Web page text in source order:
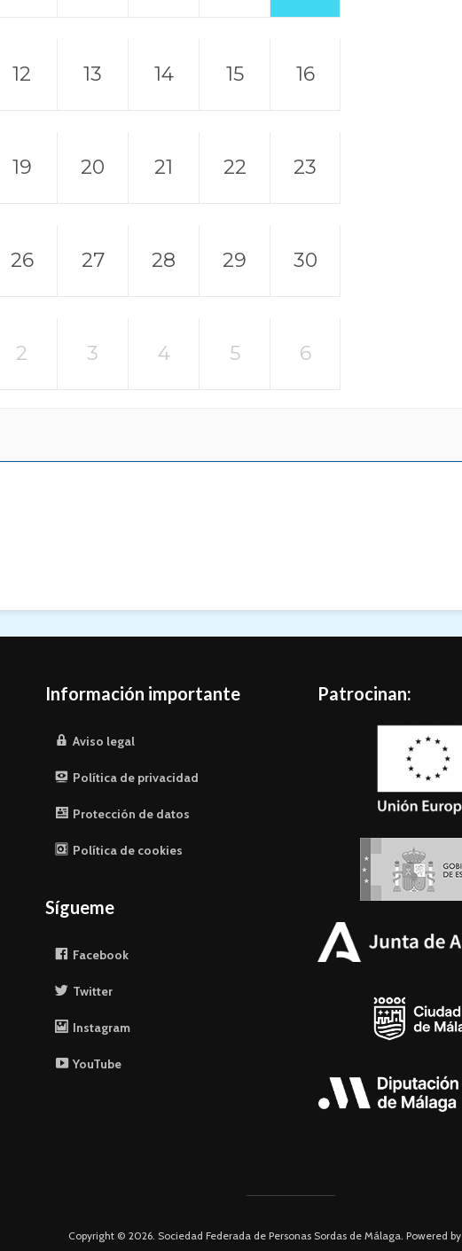
12 13 14 15 16
19 20 21 22 23
26 27 28 29 30
2 3 4 5 6
Información importante
Aviso legal
Política de privacidad
Protección de datos
Política de cookies
Sígueme
Facebook
Twitter
Instagram
YouTube
Patrocinan:
Copyright © 2026. Sociedad Federada de Personas Sordas de Málaga. Powered by